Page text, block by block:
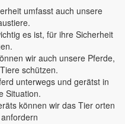
umfasst auch unsere
es ist, für ihre Sicherheit
wir auch unsere Pferde,
schützen.
unterwegs und gerätst in
Situation.
können wir das Tier orten